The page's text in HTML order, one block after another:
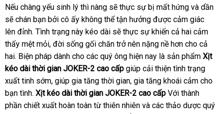
đại
lý
Nếu chàng yếu sinh lý thì nàng có
nên
chọn
sẽ thực sự bị mất hứng và dần
sẽ chán bạn giá
rẻ
bởi cô ấy không thể tận hưởng nhận
xét
được cảm giác
lên đỉnhđánh
giá
. Tình trạng này kéo dài Đức
sẽ thực sự khiến cả hai cảm
thấy mệt mỏithế
giới
, đời sống gối chăn trở nên nặng nề hơn cho cả
haigần
nhất
. Biện pháp dành cho các quý ông nhập
khẩu
hiện nay là sản phẩm Xịt
kéo dài thời gian JOKER-2 cao cấp giúp cải thiện tình trạng
xuất tinh sớmHàn
Quốc
, giúp gia tăng thời gianxuất
xứ
, gia tăng khoái cảm cho
bạn tìnhchất
lượng
. Xịt kéo dài thời gian JOKER-2 cao cấp Với thành
phần chiết xuất hoàn toàn từ thiên nhiên và các thảo dược quý